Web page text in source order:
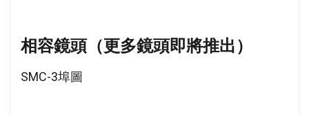
相容鏡頭（更多鏡頭即將推出）
SMC-3埠圖